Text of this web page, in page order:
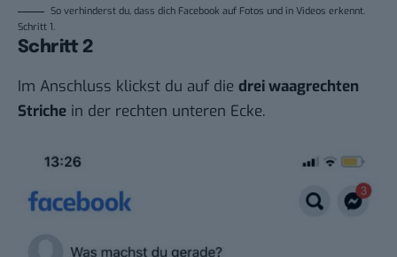
So verhinderst du, dass dich Facebook auf Fotos und in Videos erkennt.
Schritt 1.
Schritt 2
Im Anschluss klickst du auf die drei waagrechten
Striche in der rechten unteren Ecke.